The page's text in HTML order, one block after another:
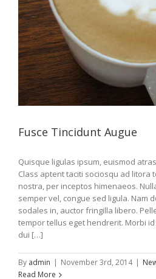
Fusce Tincidunt Augue
Quisque ligulas ipsum, euismod
Class aptent taciti sociosqu ad litora
nostra, per inceptos himenaeos.
semper vel, congue sed ligula. Nam
sodales in, auctor fringilla libero.
tempor tellus eget hendrerit. Morbi
dui […]
By admin | November 3rd, 2014 |
Read More